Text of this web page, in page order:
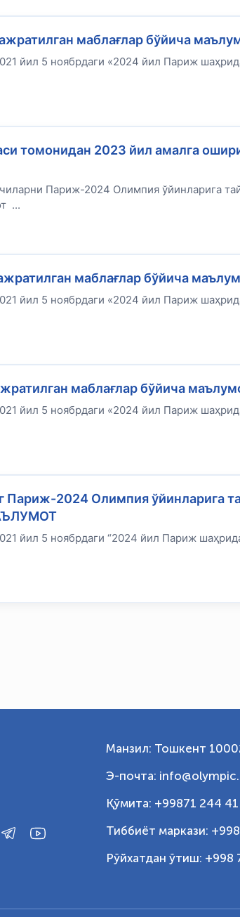
маблағлар бўйича
йил 5 ноябрдаги «2024 йил Париж
томонидан 2023 йил амалга
Париж-2024 Олимпия ўйинларига
...
маблағлар бўйича
йил 5 ноябрдаги «2024 йил Париж
маблағлар бўйича
йил 5 ноябрдаги «2024 йил Париж
2024 Олимпия ўйинларига
йил 5 ноябрдаги “2024 йил Париж
Манзил: Тошкент
Э-почта:
Қўмита: +99871 244
Тиббиёт маркази:
Рўйхатдан ўтиш: +998